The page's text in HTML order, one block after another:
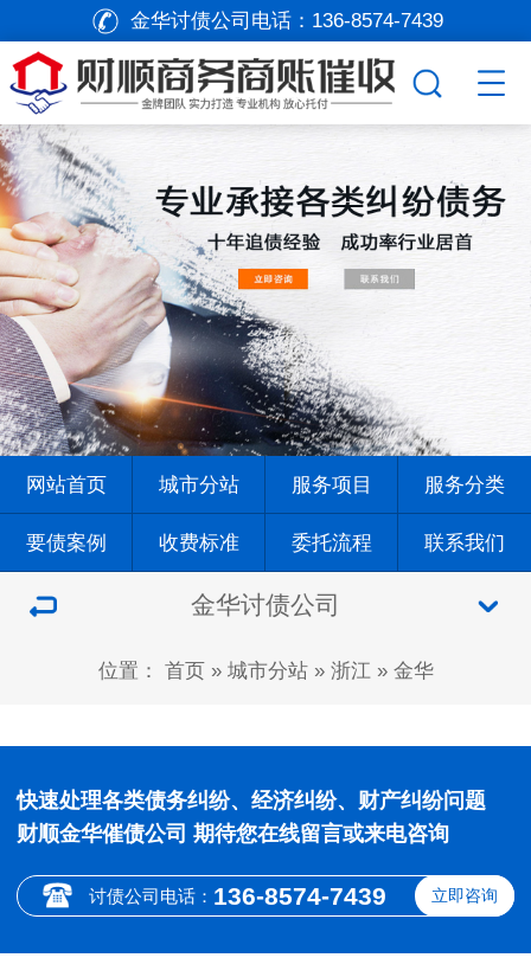
金华讨债公司电话： 136-8574-7439
网站首页 城市分站 服务项目 服务分类
要债案例 收费标准 委托流程 联系我们
金华讨债公司
位置： 首页» 城市分站» 浙江» 金华
快速处理各类债务纠纷、经济纠纷、财产纠纷问题
财顺金华催债公司 期待您在线留言或来电咨询
讨债公司电话： 136-8574-7439 立即咨询